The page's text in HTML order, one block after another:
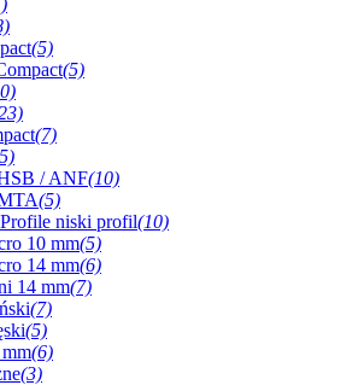
(5)
(5)
(7)
/ ANF(10)
(5)
niski profil(10)
10 mm(5)
14 mm(6)
14 mm(7)
(7)
(5)
(6)
(3)